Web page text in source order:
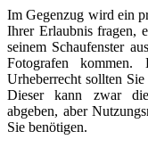
Im Gegenzug wird ein
Ihrer Erlaubnis fragen,
seinem Schaufenster
Fotografen
Urheberrecht sollten
Dieser kann zwar
abgeben, aber
Sie benötigen.